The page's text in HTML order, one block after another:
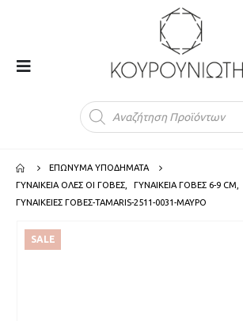
ΕΠΩΝΥΜΑ ΥΠΟΔΗΜΑΤΑ
ΓΥΝΑΙΚΕΙΑ ΟΛΕΣ ΟΙ ΓΟΒΕΣ
ΓΥΝΑΙΚΕΙΑ ΓΟΒΕΣ 6-9 CM
ΓΥΝΑΙΚΕΙΕΣ ΓΟΒΕΣ-TAMARIS-2511-0031-ΜΑΥΡΟ
SALE